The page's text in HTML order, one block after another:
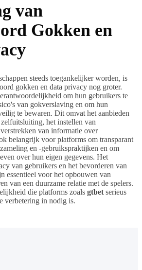
van
Gokken en
steeds toegankelijker worden, is
gokken en data privacy nog groter.
om hun gebruikers te
van gokverslaving en om hun
te bewaren. Dit omvat het aanbieden
het instellen van
van informatie over
belangrijk voor platforms om transparant
en -gebruikspraktijken en om
over hun eigen gegevens. Het
van gebruikers en het bevorderen van
essentieel voor het opbouwen van
van een duurzame relatie met de spelers.
die platforms zoals gtbet serieus
verbetering in nodig is.